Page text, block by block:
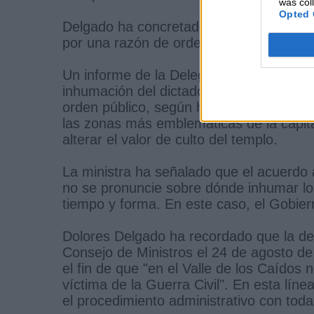
Opted
Delgado ha concretado que los restos
por una razón de orden público y
Un informe de la Delegación del
inhumación del dictador en ese lugar
orden público, según ha explicado la
las zonas más emblemáticas de la
alterar el valor de culto del templo.
La ministra ha señalado que el
no se pronuncie sobre dónde inhumar
tiempo y forma. En este caso, el
Dolores Delgado ha recordado que la
Consejo de Ministros el 24 de agosto
el fin de que "en el Valle de los Caídos
víctima de la Guerra Civil". En esta
el procedimiento administrativo con